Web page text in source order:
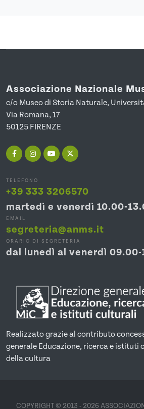
Associazione Nazionale
c/o Museo di Storia Naturale,
Via Romana, 17
50125 FIRENZE
TELEFONO
+39 333 3206570
martedì e venerdì 10.00-
EMAIL
segreteria@anms.it
ORARIO DI SEGRETERIA
dal lunedì al venerdì 09.00-
Realizzato grazie al contributo
generale Educazione, ricerca e istituti
della cultura
COPYRIGHT © 2013 - 2026